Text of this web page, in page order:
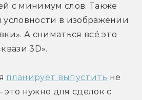
с минимум слов. Также
условности в изображении
А сниматься всё это
3D».
планирует выпустить не
нужно для сделок с